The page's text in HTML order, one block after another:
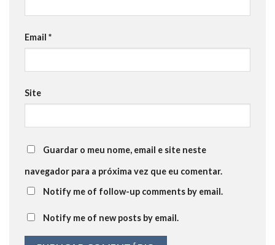
Email *
Site
Guardar o meu nome, email e site neste
navegador para a próxima vez que eu comentar.
Notify me of follow-up comments by email.
Notify me of new posts by email.